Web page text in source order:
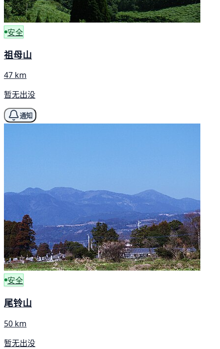
安全
祖母山
47 km
暂无出没
通知
安全
尾铃山
50 km
暂无出没